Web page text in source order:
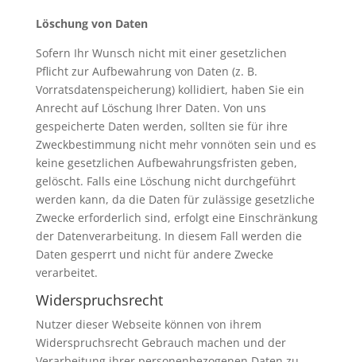
Löschung von Daten
Sofern Ihr Wunsch nicht mit einer gesetzlichen
Pflicht zur Aufbewahrung von Daten (z. B.
Vorratsdatenspeicherung) kollidiert, haben Sie ein
Anrecht auf Löschung Ihrer Daten. Von uns
gespeicherte Daten werden, sollten sie für ihre
Zweckbestimmung nicht mehr vonnöten sein und es
keine gesetzlichen Aufbewahrungsfristen geben,
gelöscht. Falls eine Löschung nicht durchgeführt
werden kann, da die Daten für zulässige gesetzliche
Zwecke erforderlich sind, erfolgt eine Einschränkung
der Datenverarbeitung. In diesem Fall werden die
Daten gesperrt und nicht für andere Zwecke
verarbeitet.
Widerspruchsrecht
Nutzer dieser Webseite können von ihrem
Widerspruchsrecht Gebrauch machen und der